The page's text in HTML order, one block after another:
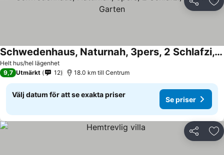
Dela
Helt hus/hel lägenhet
Schwedenhaus, Naturnah, 3pers, 2 Schlafzi, Freewifi, Garten
9,7 Utmärkt 12 18.0 km till Centrum
Välj datum för att se exakta priser
Se priser
Dela